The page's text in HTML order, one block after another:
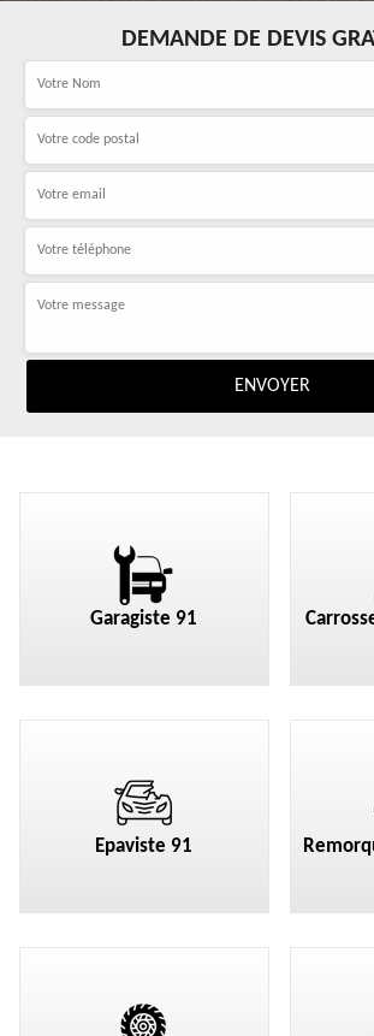
DEMANDE DE DEVIS
Garagiste 91
Epaviste 91